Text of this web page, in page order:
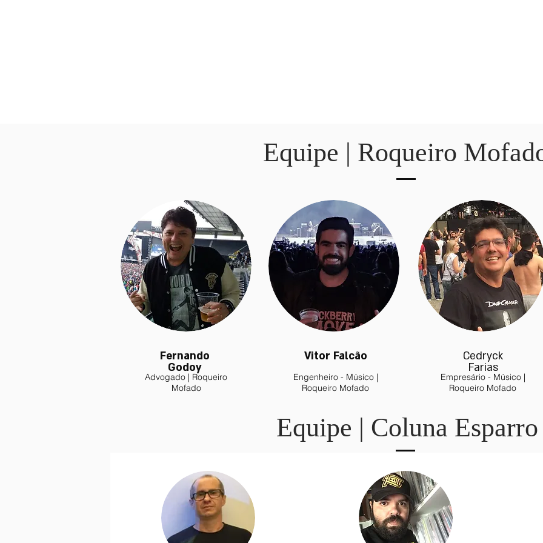
Equipe | Roqueiro
Fernando
Godoy
Advogado | Roqueiro
Mofado
Vitor Falcão
Engenheiro - Músico |
Roqueiro Mofado
Cedryck
Farias
Empresário - Músico |
Roqueiro Mofado
Equipe | Coluna Esparro